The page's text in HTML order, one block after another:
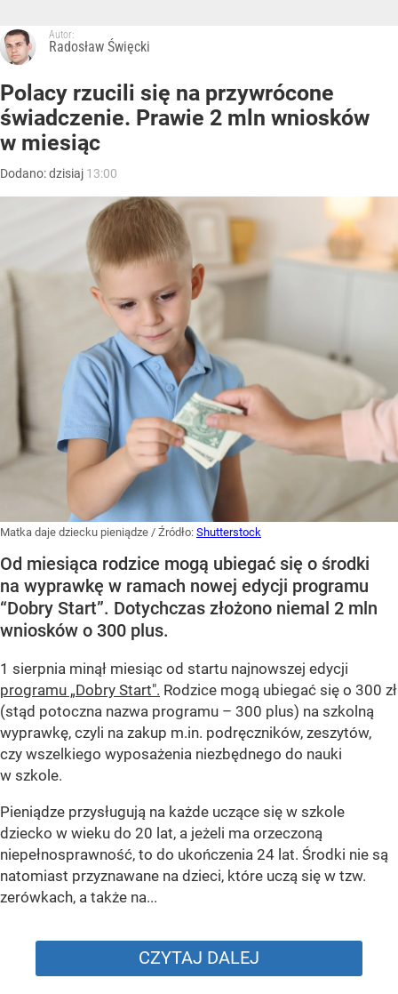
Autor:
Radosław Święcki
Polacy rzucili się na przywrócone
świadczenie. Prawie 2 mln wniosków
w miesiąc
Dodano:dzisiaj 13:00
Matka daje dziecku pieniądze / Źródło: Shutterstock
Od miesiąca rodzice mogą ubiegać się o środki
na wyprawkę w ramach nowej edycji programu
“Dobry Start”. Dotychczas złożono niemal 2 mln
wniosków o 300 plus.
1 sierpnia minął miesiąc od startu najnowszej edycji
programu „Dobry Start". Rodzice mogą ubiegać się o 300 zł
(stąd potoczna nazwa programu – 300 plus) na szkolną
wyprawkę, czyli na zakup m.in. podręczników, zeszytów,
czy wszelkiego wyposażenia niezbędnego do nauki
w szkole.
Pieniądze przysługują na każde uczące się w szkole
dziecko w wieku do 20 lat, a jeżeli ma orzeczoną
niepełnosprawność, to do ukończenia 24 lat. Środki nie są
natomiast przyznawane na dzieci, które uczą się w tzw.
zerówkach, a także na...
CZYTAJ DALEJ